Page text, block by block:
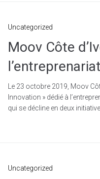
Uncategorized
Moov Côte
Le 23 octobre 2019, Moov
Innovation » dédié à
qui se décline en deux
Uncategorized